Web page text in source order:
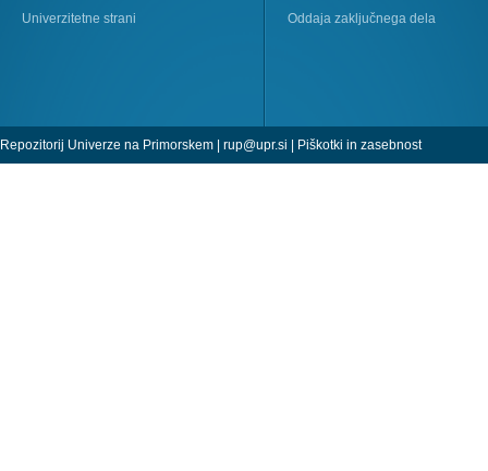
Univerzitetne strani
Oddaja zaključnega dela
Repozitorij Univerze na Primorskem | rup@upr.si | Piškotki in zasebnost